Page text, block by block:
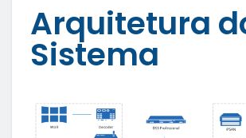
Arquitetura
Sistema